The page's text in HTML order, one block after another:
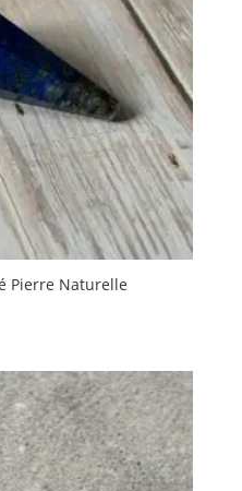
Pierre Naturelle